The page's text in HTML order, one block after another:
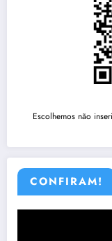
Escolhemos não
CONFIRAM!